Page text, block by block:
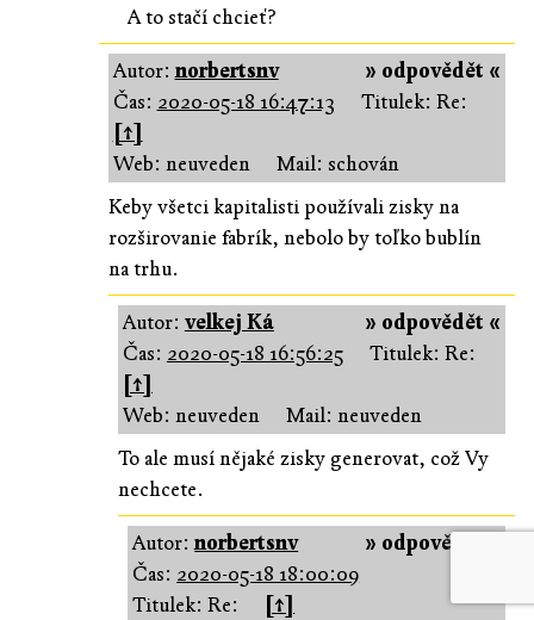
A to stačí chcieť?
» odpovědět «
Autor:norbertsnv
Čas: 2020-05-18 16:47:13
Titulek: Re:
[↑]
Web: neuveden
Mail: schován
Keby všetci kapitalisti používali zisky na
rozširovanie fabrík, nebolo by toľko bublín
na trhu.
» odpovědět «
Autor: velkej Ká
Čas: 2020-05-18 16:56:25
Titulek: Re:
[↑]
Web: neuveden
Mail: neuveden
To ale musí nějaké zisky generovat, což Vy
nechcete.
» odpovědět «
Autor:norbertsnv
Čas: 2020-05-18 18:00:09
Titulek: Re:
[↑]